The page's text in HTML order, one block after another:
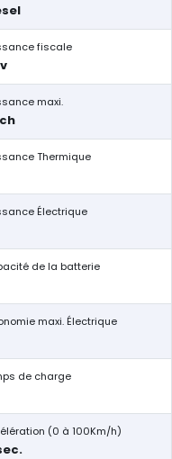
fiscale
maxi.
Thermique
Électrique
de la batterie
maxi. Électrique
de charge
(0 à 100Km/h)